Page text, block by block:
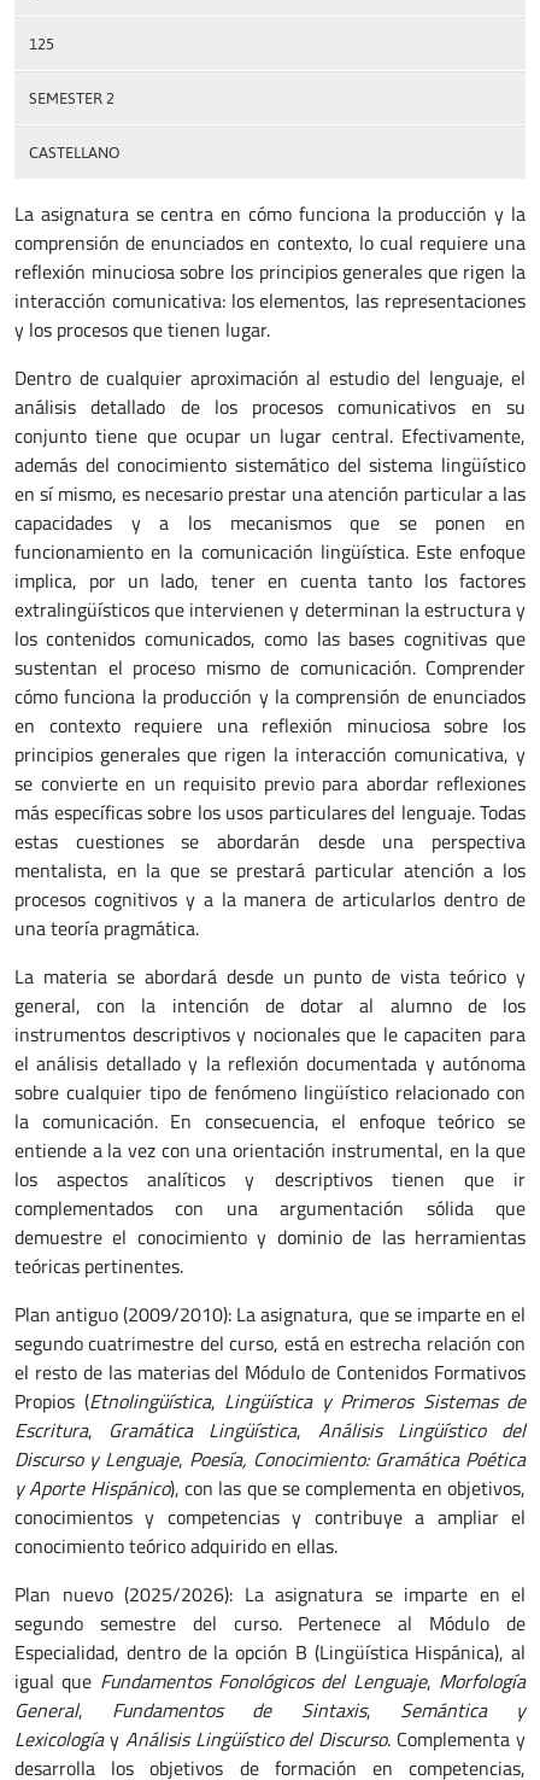
125
SEMESTER 2
CASTELLANO
La asignatura se centra en cómo funciona la producción y la
comprensión de enunciados en contexto, lo cual requiere una
reflexión minuciosa sobre los principios generales que rigen la
interacción comunicativa: los elementos, las representaciones
y los procesos que tienen lugar.
Dentro de cualquier aproximación al estudio del lenguaje, el
análisis detallado de los procesos comunicativos en su
conjunto tiene que ocupar un lugar central. Efectivamente,
además del conocimiento sistemático del sistema lingüístico
en sí mismo, es necesario prestar una atención particular a las
capacidades y a los mecanismos que se ponen en
funcionamiento en la comunicación lingüística. Este enfoque
implica, por un lado, tener en cuenta tanto los factores
extralingüísticos que intervienen y determinan la estructura y
los contenidos comunicados, como las bases cognitivas que
sustentan el proceso mismo de comunicación. Comprender
cómo funciona la producción y la comprensión de enunciados
en contexto requiere una reflexión minuciosa sobre los
principios generales que rigen la interacción comunicativa, y
se convierte en un requisito previo para abordar reflexiones
más específicas sobre los usos particulares del lenguaje. Todas
estas cuestiones se abordarán desde una perspectiva
mentalista, en la que se prestará particular atención a los
procesos cognitivos y a la manera de articularlos dentro de
una teoría pragmática.
La materia se abordará desde un punto de vista teórico y
general, con la intención de dotar al alumno de los
instrumentos descriptivos y nocionales que le capaciten para
el análisis detallado y la reflexión documentada y autónoma
sobre cualquier tipo de fenómeno lingüístico relacionado con
la comunicación. En consecuencia, el enfoque teórico se
entiende a la vez con una orientación instrumental, en la que
los aspectos analíticos y descriptivos tienen que ir
complementados con una argumentación sólida que
demuestre el conocimiento y dominio de las herramientas
teóricas pertinentes.
Plan antiguo (2009/2010): La asignatura, que se imparte en el
segundo cuatrimestre del curso, está en estrecha relación con
el resto de las materias del Módulo de Contenidos Formativos
Propios (Etnolingüística, Lingüística y Primeros Sistemas de
Escritura, Gramática Lingüística, Análisis Lingüístico del
Discurso y Lenguaje, Poesía, Conocimiento: Gramática Poética
y Aporte Hispánico), con las que se complementa en objetivos,
conocimientos y competencias y contribuye a ampliar el
conocimiento teórico adquirido en ellas.
Plan nuevo (2025/2026): La asignatura se imparte en el
segundo semestre del curso. Pertenece al Módulo de
Especialidad, dentro de la opción B (Lingüística Hispánica), al
igual que Fundamentos Fonológicos del Lenguaje, Morfología
General, Fundamentos de Sintaxis, Semántica y
Lexicologíay Análisis Lingüístico del Discurso. Complementa y
desarrolla los objetivos de formación en competencias,